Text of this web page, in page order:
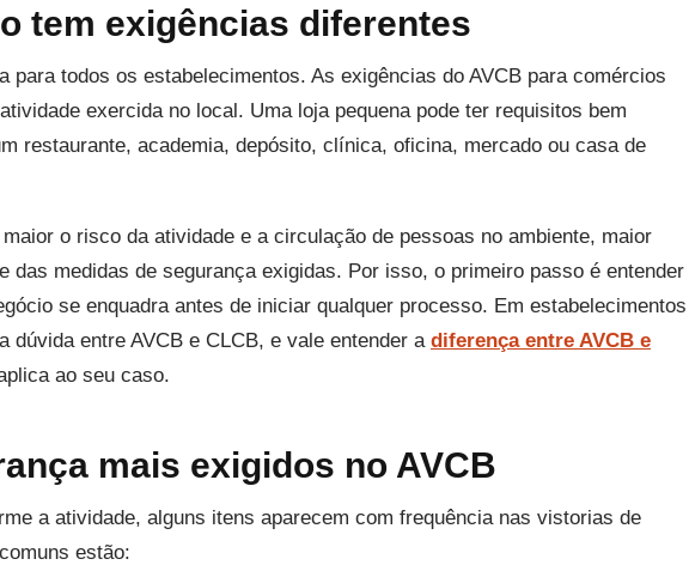
tem exigências diferentes
para todos os estabelecimentos. As exigências do AVCB para comércios
exercida no local. Uma loja pequena pode ter requisitos bem
restaurante, academia, depósito, clínica, oficina, mercado ou casa de
o risco da atividade e a circulação de pessoas no ambiente, maior
das medidas de segurança exigidas. Por isso, o primeiro passo é entender
se enquadra antes de iniciar qualquer processo. Em estabelecimentos
dúvida entre AVCB e CLCB, e vale entender a diferença entre AVCB e
ao seu caso.
mais exigidos no AVCB
a atividade, alguns itens aparecem com frequência nas vistorias de
estão: